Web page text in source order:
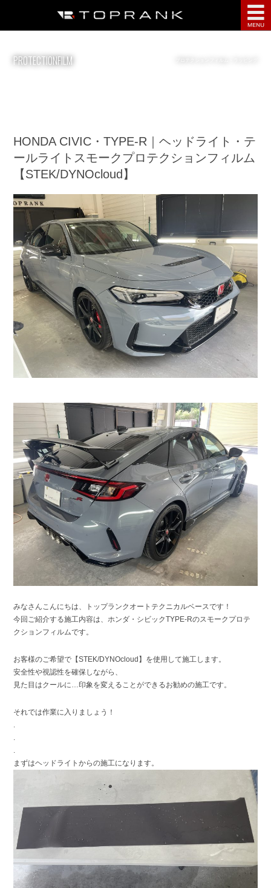
部品・用品
サービス案内
インフォメーション
会社案内
PROTECTIONFILM
HONDA CIVIC・TYPE-R｜ヘッドライト・テ
ールライトスモークプロテクションフィルム
【STEK/DYNOcloud】
みなさんこんにちは、トップランクオートテクニカルベースです！
今回ご紹介する施工内容は、ホンダ・シビックTYPE-Rのスモークプロテ
クションフィルムです。
お客様のご希望で【STEK/DYNOcloud】を使用して施工します。
安全性や視認性を確保しながら、
見た目はクールに…印象を変えることができるお勧めの施工です。
それでは作業に入りましょう！
.
.
.
まずはヘッドライトからの施工になります。